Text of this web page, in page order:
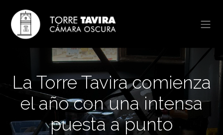
La Torre Tavira comienza
el año con una intensa
puesta a punto